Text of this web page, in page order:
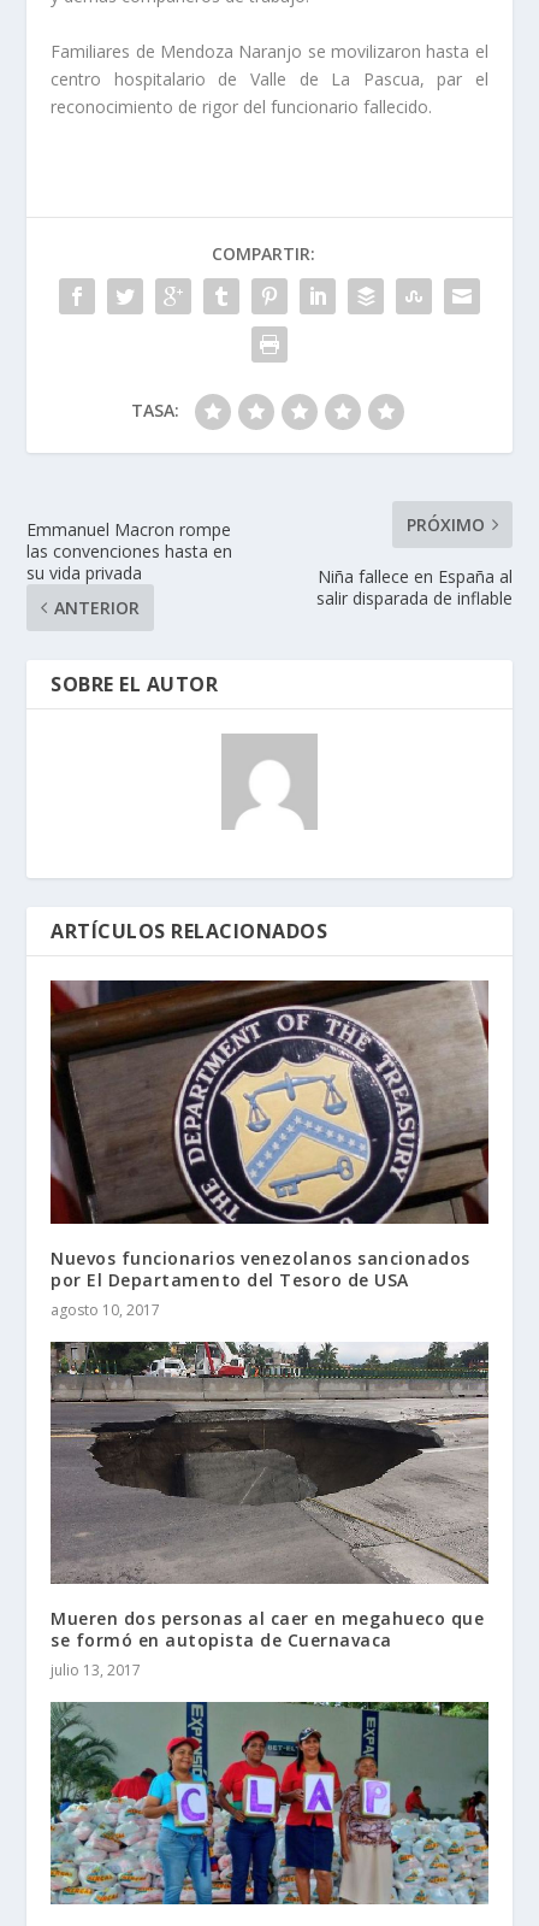
Familiares de Mendoza Naranjo se movilizaron hasta el
centro hospitalario de Valle de La Pascua, par el
reconocimiento de rigor del funcionario fallecido.
COMPARTIR:
TASA:
Emmanuel Macron rompe
las convenciones hasta en
su vida privada
ANTERIOR
PRÓXIMO
Niña fallece en España al
salir disparada de inflable
SOBRE EL AUTOR
ARTÍCULOS RELACIONADOS
Nuevos funcionarios venezolanos sancionados
por El Departamento del Tesoro de USA
agosto 10, 2017
Mueren dos personas al caer en megahueco que
se formó en autopista de Cuernavaca
julio 13, 2017